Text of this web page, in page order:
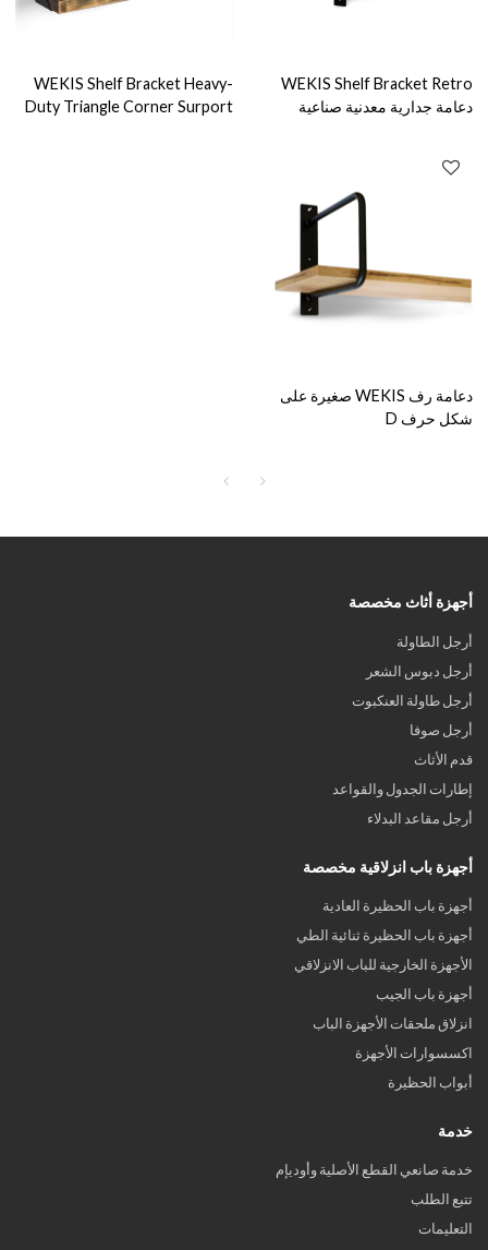
WEKIS Shelf Bracket Retro
دعامة جدارية معدنية صناعية
WEKIS Shelf Bracket Heavy-
Duty Triangle Corner Surport
دعامة رف WEKIS صغيرة على
شكل حرف D
أجهزة أثاث مخصصة
أرجل الطاولة
أرجل دبوس الشعر
أرجل طاولة العنكبوت
أرجل صوفا
قدم الأثاث
إطارات الجدول والقواعد
أرجل مقاعد البدلاء
أجهزة باب انزلاقية مخصصة
أجهزة باب الحظيرة العادية
أجهزة باب الحظيرة ثنائية الطي
الأجهزة الخارجية للباب الانزلاقي
أجهزة باب الجيب
انزلاق ملحقات الأجهزة الباب
اكسسوارات الأجهزة
أبواب الحظيرة
خدمة
خدمة صانعي القطع الأصلية وأوديإم
تتبع الطلب
التعليمات